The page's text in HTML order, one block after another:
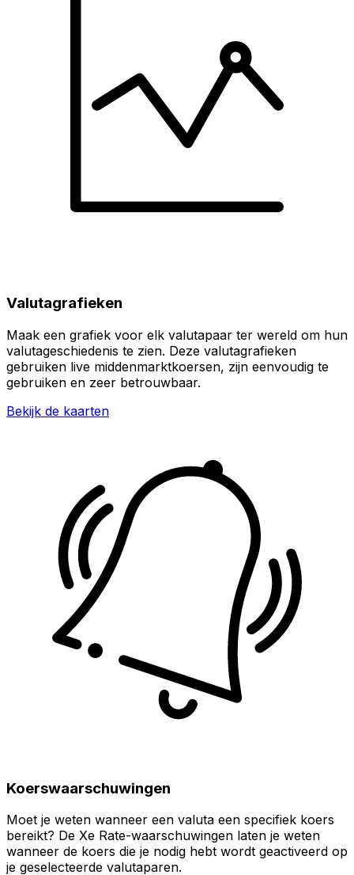
Valutagrafieken
Maak een grafiek voor elk valutapaar ter wereld om hun
valutageschiedenis te zien. Deze valutagrafieken
gebruiken live middenmarktkoersen, zijn eenvoudig te
gebruiken en zeer betrouwbaar.
Bekijk de kaarten
Koerswaarschuwingen
Moet je weten wanneer een valuta een specifiek koers
bereikt? De Xe Rate-waarschuwingen laten je weten
wanneer de koers die je nodig hebt wordt geactiveerd op
je geselecteerde valutaparen.